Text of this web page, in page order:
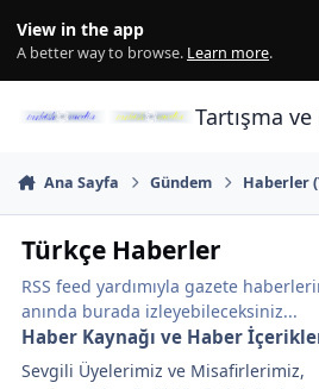
View in the app
A better way to browse. Learn more.
Tartışma
Ana Sayfa Gündem Haberler
Türkçe Haberler
RSS feed yardımıyla gazete
anında burada izleyebileceksiniz...
Haber Kaynağı ve Haber
Sevgili Üyelerimiz ve Misafirlerimiz,